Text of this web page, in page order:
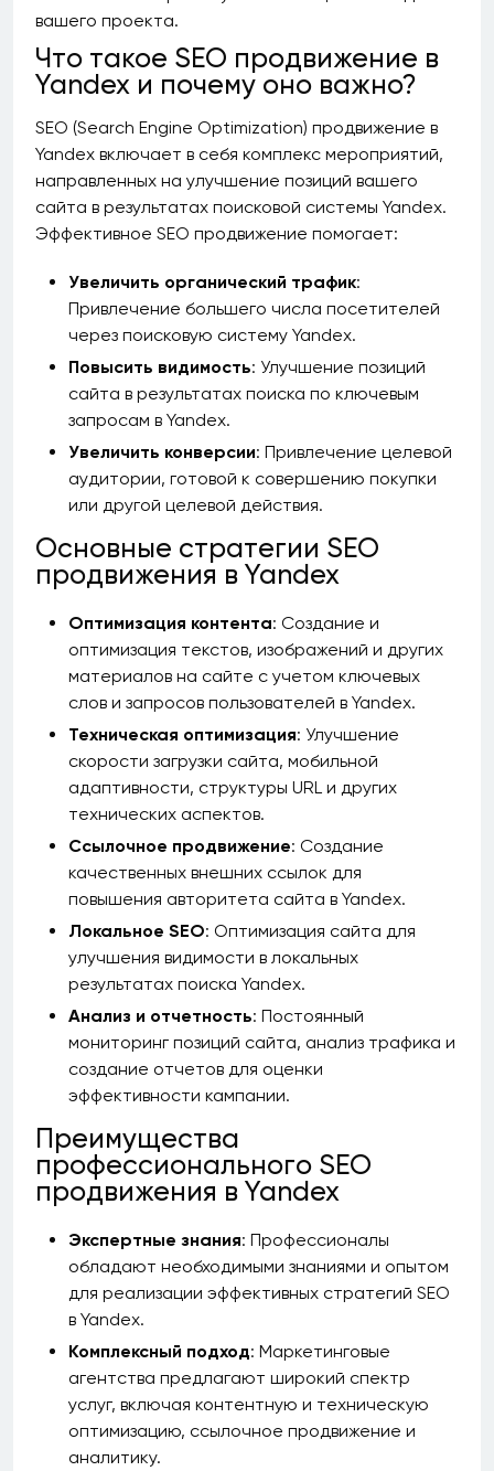
вашего проекта.
Что такое SEO продвижение в
Yandex и почему оно важно?
SEO (Search Engine Optimization) продвижение в
Yandex включает в себя комплекс мероприятий,
направленных на улучшение позиций вашего
сайта в результатах поисковой системы Yandex.
Эффективное SEO продвижение помогает:
Увеличить органический трафик:
Привлечение большего числа посетителей
через поисковую систему Yandex.
Повысить видимость: Улучшение позиций
сайта в результатах поиска по ключевым
запросам в Yandex.
Увеличить конверсии: Привлечение целевой
аудитории, готовой к совершению покупки
или другой целевой действия.
Основные стратегии SEO
продвижения в Yandex
Оптимизация контента: Создание и
оптимизация текстов, изображений и других
материалов на сайте с учетом ключевых
слов и запросов пользователей в Yandex.
Техническая оптимизация: Улучшение
скорости загрузки сайта, мобильной
адаптивности, структуры URL и других
технических аспектов.
Ссылочное продвижение: Создание
качественных внешних ссылок для
повышения авторитета сайта в Yandex.
Локальное SEO: Оптимизация сайта для
улучшения видимости в локальных
результатах поиска Yandex.
Анализ и отчетность: Постоянный
мониторинг позиций сайта, анализ трафика и
создание отчетов для оценки
эффективности кампании.
Преимущества
профессионального SEO
продвижения в Yandex
Экспертные знания: Профессионалы
обладают необходимыми знаниями и опытом
для реализации эффективных стратегий SEO
в Yandex.
Комплексный подход: Маркетинговые
агентства предлагают широкий спектр
услуг, включая контентную и техническую
оптимизацию, ссылочное продвижение и
аналитику.